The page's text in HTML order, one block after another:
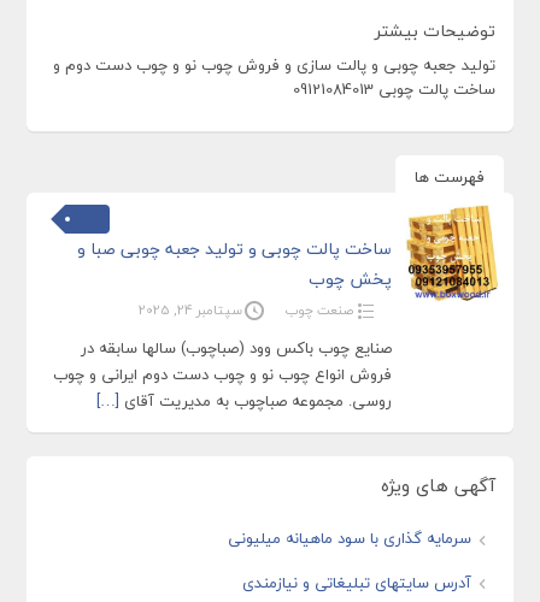
توضیحات بیشتر
تولید جعبه چوبی و پالت سازی و فروش چوب نو و چوب دست دوم و
ساخت پالت چوبی 09121084013
فهرست ها
ساخت پالت چوبی و تولید جعبه چوبی صبا و
پخش چوب
صنعت چوب سپتامبر 24, 2025
صنایع چوب باکس وود (صباچوب) سالها سابقه در
فروش انواع چوب نو و چوب دست دوم ایرانی و چوب
روسی. مجموعه صباچوب به مدیریت آقای […]
آگهی های ویژه
سرمایه گذاری با سود ماهیانه میلیونی
آدرس سایتهای تبلیغاتی و نیازمندی